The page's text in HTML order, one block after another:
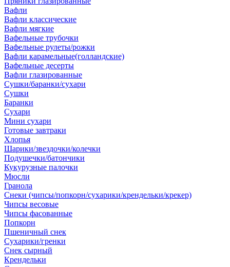
Вафли
Вафли классические
Вафли мягкие
Вафельные трубочки
Вафельные рулеты/рожки
Вафли карамельные(голландские)
Вафельные десерты
Вафли глазированные
Сушки/баранки/сухари
Сушки
Баранки
Сухари
Мини сухари
Готовые завтраки
Хлопья
Шарики/звездочки/колечки
Подушечки/батончики
Кукурузные палочки
Мюсли
Гранола
Снеки (чипсы/попкорн/сухарики/крендельки/крекер)
Чипсы весовые
Чипсы фасованные
Попкорн
Пшеничный снек
Сухарики/гренки
Снек сырный
Крендельки